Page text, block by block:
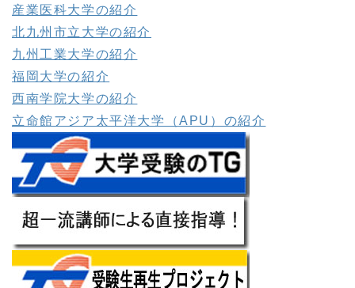
産業医科大学の紹介
北九州市立大学の紹介
九州工業大学の紹介
福岡大学の紹介
西南学院大学の紹介
立命館アジア太平洋大学（APU）の紹介